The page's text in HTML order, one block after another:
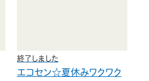
終了しました
エコセン☆夏休みワクワク